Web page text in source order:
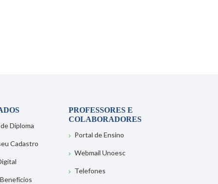
Diploma
Cadastro
PROFESSORES E
COLABORADORES
Portal de Ensino
Webmail Unoesc
Telefones